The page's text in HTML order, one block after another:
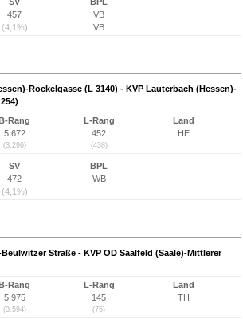
457
(4,1%)
VB
VB
Rockelgasse (L 3140) - KVP Lauterbach (Hessen)-
B-Rang
5.672
(3.296)
L-Rang
452
(438)
Land
HE
SV
472
(4,1%)
BPL
WB
Straße - KVP OD Saalfeld (Saale)-Mittlerer
B-Rang
5.975
(3.594)
L-Rang
145
(75)
Land
TH